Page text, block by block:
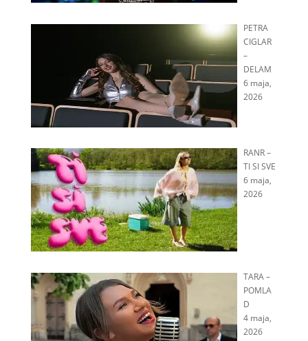
PETRA
CIGLAR
–
DELAM
6 maja,
2026
RANR –
TI SI SVE
6 maja,
2026
TARA –
POMLA
D
4 maja,
2026